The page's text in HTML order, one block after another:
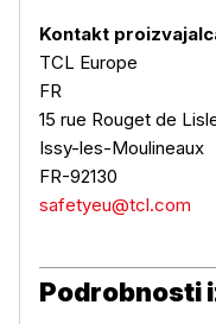
Kontakt
TCL Europe
FR
15 rue Rouget de
Issy-les-Moulineaux
FR-92130
safetyeu@tcl.com
Podrobnosti